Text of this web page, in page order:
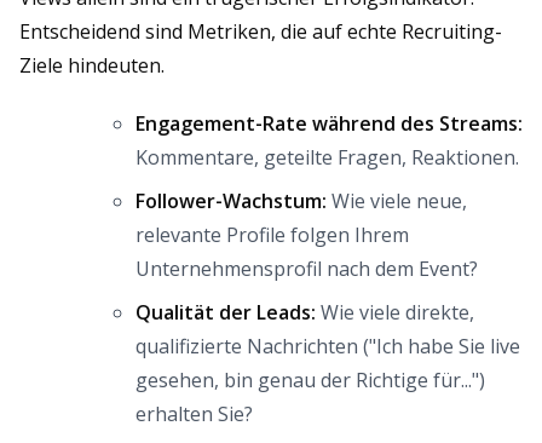
Entscheidend sind Metriken, die auf echte Recruiting-
Ziele hindeuten.
Engagement-Rate während des Streams:
Kommentare, geteilte Fragen, Reaktionen.
Follower-Wachstum: Wie viele neue,
relevante Profile folgen Ihrem
Unternehmensprofil nach dem Event?
Qualität der Leads: Wie viele direkte,
qualifizierte Nachrichten ("Ich habe Sie live
gesehen, bin genau der Richtige für...")
erhalten Sie?